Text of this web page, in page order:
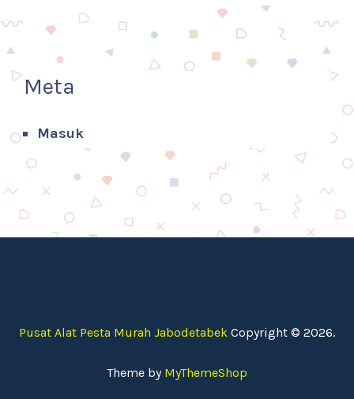
Meta
Masuk
Pusat Alat Pesta Murah Jabodetabek Copyright © 2026.
Theme by MyThemeShop